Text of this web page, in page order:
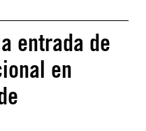
entrada de
en